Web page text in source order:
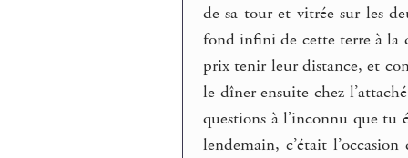
de sa tour et vitrée sur les
fond infini de cette terre à la
prix tenir leur distance, et
le dîner ensuite chez
questions à l’inconnu que tu
lendemain, c’était